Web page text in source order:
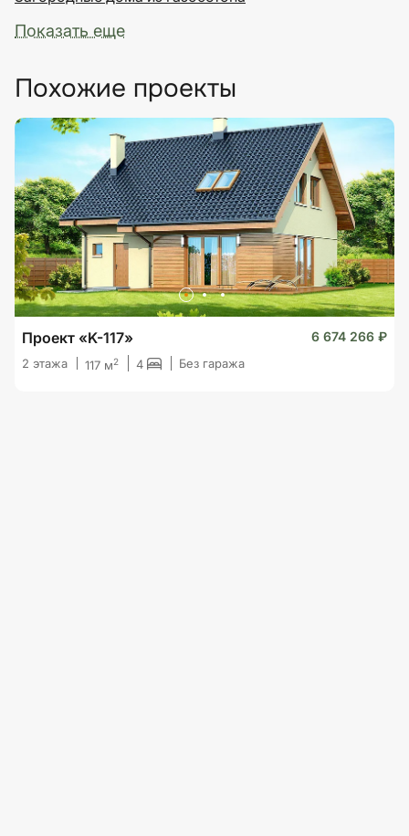
Показать еще
Похожие проекты
Проект «K-117» 6 674 266 ₽
2 этажа 117 м2 4 Без гаража